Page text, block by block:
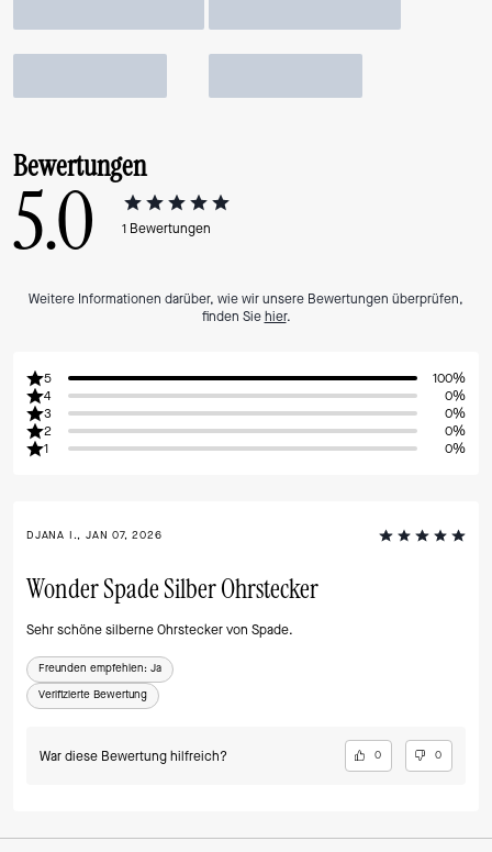
Bewertungen
5.0 1 Bewertungen
Weitere Informationen darüber, wie wir unsere Bewertungen überprüfen,
finden Siehier.
5
100%
4
0%
3
0%
2
0%
1
0%
DJANA I., JAN 07, 2026
Wonder Spade Silber Ohrstecker
Sehr schöne silberne Ohrstecker von Spade.
Freunden empfehlen: Ja
Verifizierte Bewertung
War diese Bewertung hilfreich? 0 0